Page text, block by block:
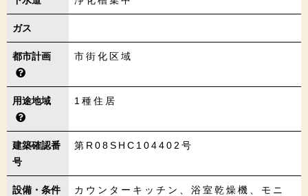
ガス
都市計画 市街化区域
用途地域 1種住居
建築確認番
号
第R08SHC104402号
設備・条件
カウンターキッチン、浴室乾燥機、モニ